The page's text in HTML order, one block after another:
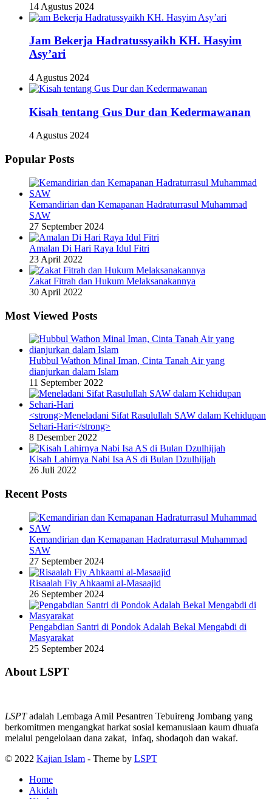
14 Agustus 2024
Jam Bekerja Hadratussyaikh KH. Hasyim
Asy’ari
4 Agustus 2024
Kisah tentang Gus Dur dan Kedermawanan
4 Agustus 2024
Popular Posts
Kemandirian dan Kemapanan Hadraturrasul Muhammad
SAW
27 September 2024
Amalan Di Hari Raya Idul Fitri
23 April 2022
Zakat Fitrah dan Hukum Melaksanakannya
30 April 2022
Most Viewed Posts
Hubbul Wathon Minal Iman, Cinta Tanah Air yang
dianjurkan dalam Islam
11 September 2022
<strong>Meneladani Sifat Rasulullah SAW dalam Kehidupan
Sehari-Hari</strong>
8 Desember 2022
Kisah Lahirnya Nabi Isa AS di Bulan Dzulhijjah
26 Juli 2022
Recent Posts
Kemandirian dan Kemapanan Hadraturrasul Muhammad
SAW
27 September 2024
Risaalah Fiy Ahkaami al-Masaajid
26 September 2024
Pengabdian Santri di Pondok Adalah Bekal Mengabdi di
Masyarakat
25 September 2024
About LSPT
LSPTadalah Lembaga Amil Pesantren Tebuireng Jombang yang
berkomitmen mengangkat harkat sosial kemanusiaan kaum dhuafa
melalui pengelolaan dana zakat, infaq, shodaqoh dan wakaf.
© 2022 Kajian Islam - Theme by LSPT
Home
Akidah